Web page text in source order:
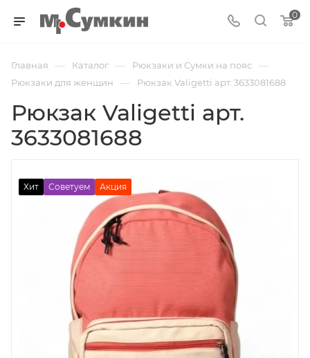
0
Главная — Каталог — Рюкзаки и Сумки на пояс —
Рюкзаки для женщин — Рюкзак Valigetti арт. 3633081688
Рюкзак Valigetti арт.
3633081688
Хит Советуем Акция